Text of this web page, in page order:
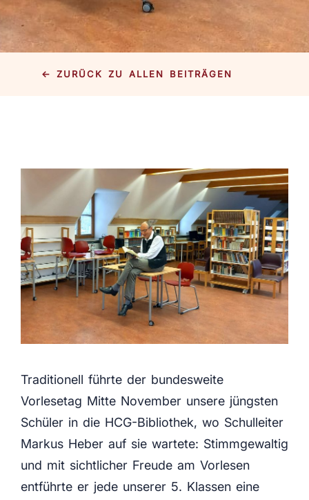
← ZURÜCK ZU ALLEN BEITRÄGEN
Traditionell führte der bundesweite
Vorlesetag Mitte November unsere jüngsten
Schüler in die HCG-Bibliothek, wo Schulleiter
Markus Heber auf sie wartete: Stimmgewaltig
und mit sichtlicher Freude am Vorlesen
entführte er jede unserer 5. Klassen eine